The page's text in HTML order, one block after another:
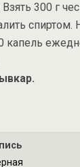
300 г
спиртом.
капель